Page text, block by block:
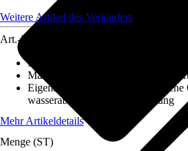
Weitere Artikel des Verkäufers
Art.-Nr.
Maße (LxBxS)
Material
Aluminium,
Eigenschaft
Kratzfest,
wasserabweisender Beschichtung
Mehr Artikeldetails
Menge (ST)